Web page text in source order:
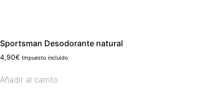
Sportsman Desodorante natural
4,90€ Impuesto incluido
Añadir al carrito